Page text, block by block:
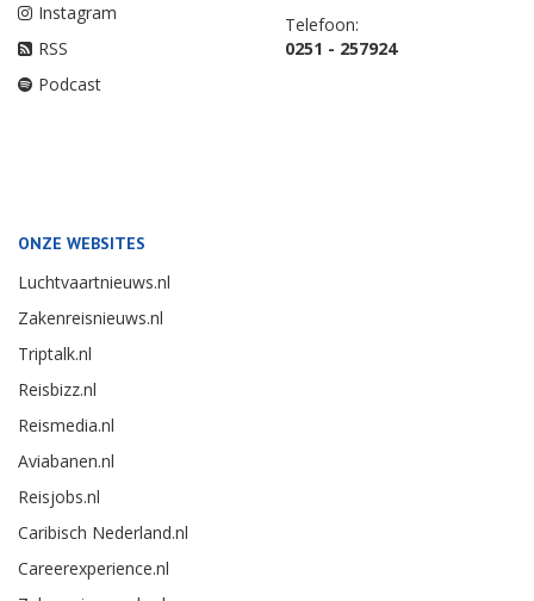
Instagram
RSS
Podcast
Telefoon:
0251 - 257924
ONZE WEBSITES
Luchtvaartnieuws.nl
Zakenreisnieuws.nl
Triptalk.nl
Reisbizz.nl
Reismedia.nl
Aviabanen.nl
Reisjobs.nl
Caribisch Nederland.nl
Careerexperience.nl